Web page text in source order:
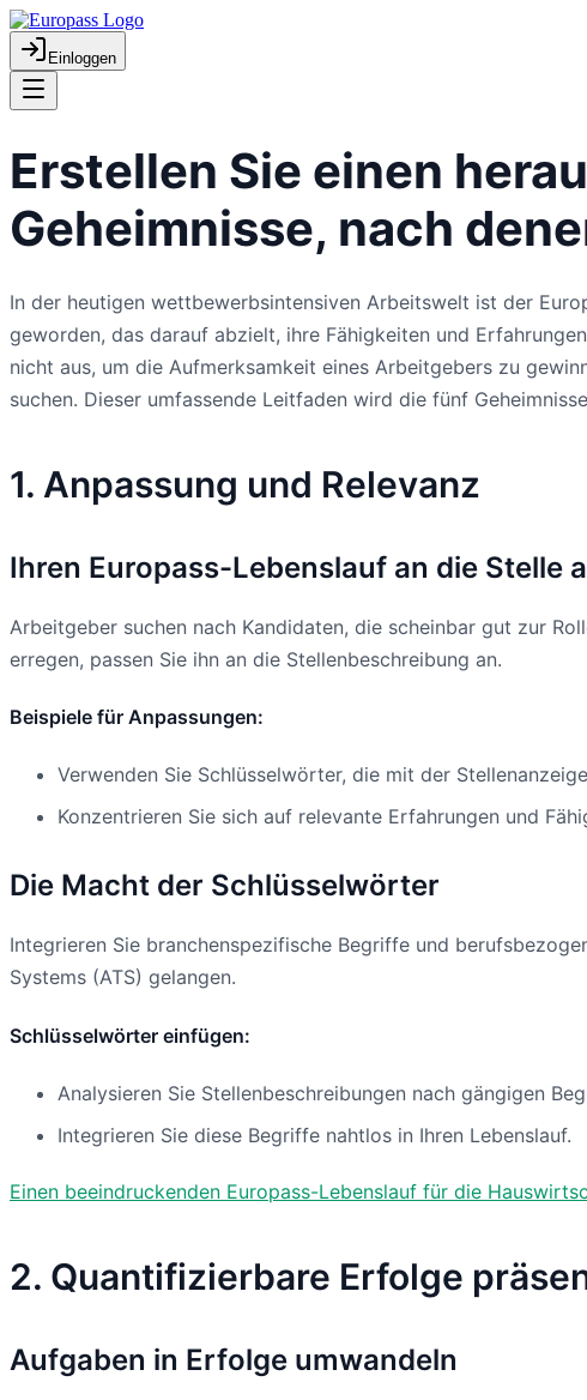
Einloggen
Erstellen Sie einen
Geheimnisse, nach
In der heutigen wettbewerbsintensiven Arbeitswelt ist der
geworden, das darauf abzielt, ihre Fähigkeiten und
nicht aus, um die Aufmerksamkeit eines Arbeitgebers zu
suchen. Dieser umfassende Leitfaden wird die fünf
1. Anpassung und Relevanz
Ihren Europass-Lebenslauf an die Stelle
Arbeitgeber suchen nach Kandidaten, die scheinbar gut zur
erregen, passen Sie ihn an die Stellenbeschreibung an.
Beispiele für Anpassungen:
Verwenden Sie Schlüsselwörter, die mit der
Konzentrieren Sie sich auf relevante Erfahrungen und
Die Macht der Schlüsselwörter
Integrieren Sie branchenspezifische Begriffe und
Systems (ATS) gelangen.
Schlüsselwörter einfügen:
Analysieren Sie Stellenbeschreibungen nach gängigen
Integrieren Sie diese Begriffe nahtlos in Ihren Lebenslauf.
Einen beeindruckenden Europass-Lebenslauf für die
2. Quantifizierbare Erfolge
Aufgaben in Erfolge umwandeln